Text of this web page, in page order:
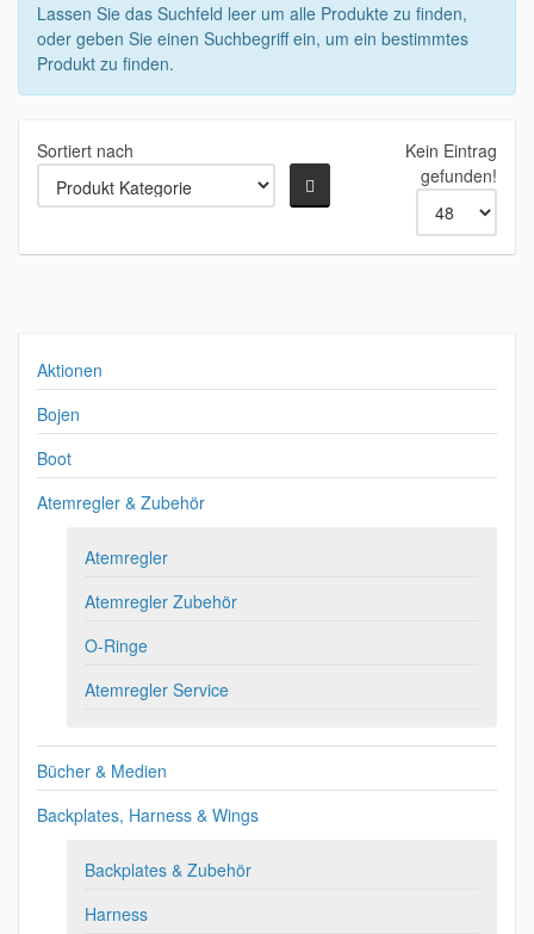
Lassen Sie das Suchfeld leer um alle Produkte zu finden,
oder geben Sie einen Suchbegriff ein, um ein bestimmtes
Produkt zu finden.
Sortiert nach
Kein Eintrag
gefunden!
Aktionen
Bojen
Boot
Atemregler & Zubehör
Atemregler
Atemregler Zubehör
O-Ringe
Atemregler Service
Bücher & Medien
Backplates, Harness & Wings
Backplates & Zubehör
Harness